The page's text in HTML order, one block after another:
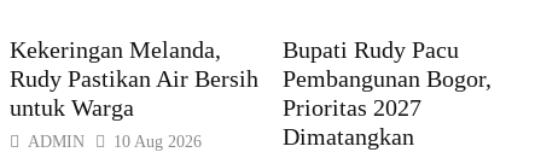
Kekeringan Melanda,
Rudy Pastikan Air Bersih
untuk Warga
ADMIN 10 Aug 2026
Bupati Rudy Pacu
Pembangunan Bogor,
Prioritas 2027
Dimatangkan